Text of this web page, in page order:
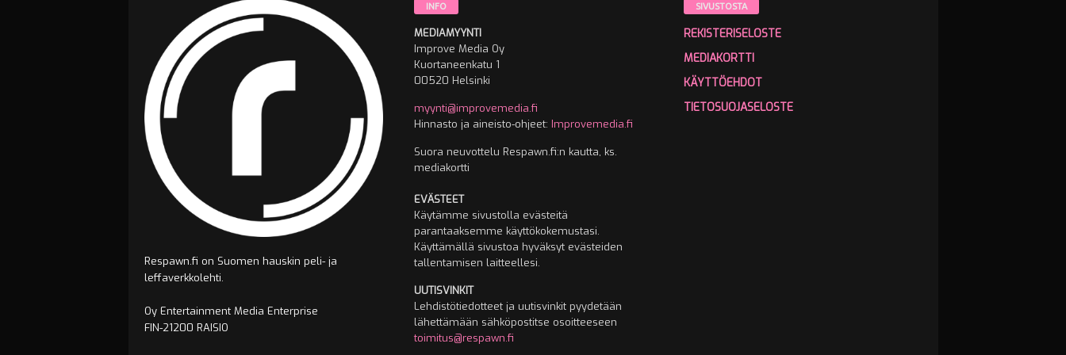
Respawn.fi on Suomen hauskin peli- ja
leffaverkkolehti.
Oy Entertainment Media Enterprise
FIN-21200 RAISIO
INFO
MEDIAMYYNTI
Improve Media Oy
Kuortaneenkatu 1
00520 Helsinki
myynti@improvemedia.fi
Hinnasto ja aineisto-ohjeet: Improvemedia.fi
Suora neuvottelu Respawn.fi:n kautta, ks.
mediakortti
EVÄSTEET
Käytämme sivustolla evästeitä
parantaaksemme käyttökokemustasi.
Käyttämällä sivustoa hyväksyt evästeiden
tallentamisen laitteellesi.
UUTISVINKIT
Lehdistötiedotteet ja uutisvinkit pyydetään
lähettämään sähköpostitse osoitteeseen
toimitus@respawn.fi
SIVUSTOSTA
REKISTERISELOSTE
MEDIAKORTTI
KÄYTTÖEHDOT
TIETOSUOJASELOSTE